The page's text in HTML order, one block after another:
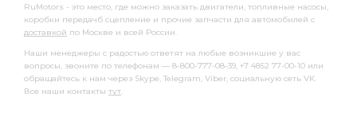
RuMotors - это место, где можно заказать двигатели, топливные насосы,
коробки передачб сцепление и прочие запчасти для автомобилей с
доставкой по Москве и всей России.
Наши менеджеры с радостью ответят на любые возникшие у вас
вопросы, звоните по телефонам — 8-800-777-08-39, +7 4852 77-00-10 или
обращайтесь к нам через Skype, Telegram, Viber, социальную сеть VK.
Все наши контакты тут.